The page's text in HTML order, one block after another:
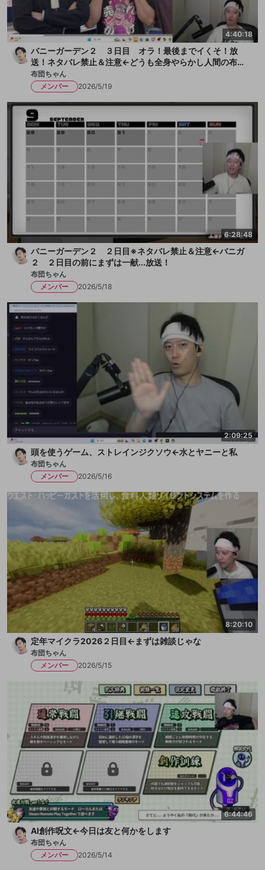
4:40:18
バニーガーデン２ ３日目 オラ！最後までイくそ！放
送！ネタバレ禁止＆注意←どうも全身やらかし人間の布団
ちゃんです！今日も女の子とチチクリ満載！まずは一献い
きます、か！放送
布団ちゃん
メンバー
2026/5/19
6:28:48
バニーガーデン２ ２日目※ネタバレ禁止＆注意←バニガ
２ ２日目の前にまずは一献...放送！
布団ちゃん
メンバー
2026/5/18
2:09:25
頭を使うゲーム、ストレインジクソウ←水とヤニーと私
布団ちゃん
メンバー
2026/5/16
8:20:10
定年マイクラ2026２日目←まずは雑談じゃな
布団ちゃん
メンバー
2026/5/15
6:44:46
AI創作呪文←今日は友と何かをします
布団ちゃん
メンバー
2026/5/14